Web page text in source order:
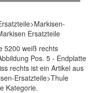
Ersatzteile
5200 weiß rechts
Pos. 5 - Endplatte
rechts ist ein Artikel aus
Ersatzteile>Thule
Kategorie.